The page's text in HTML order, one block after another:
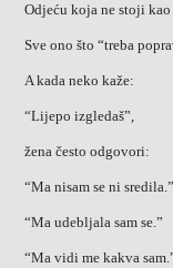
Odjeću koja ne stoji
Sve ono što “treba
A kada neko kaže:
“Lijepo izgledaš”,
žena često odgovori:
“Ma nisam se ni sredila.”
“Ma udebljala sam se.”
“Ma vidi me kakva